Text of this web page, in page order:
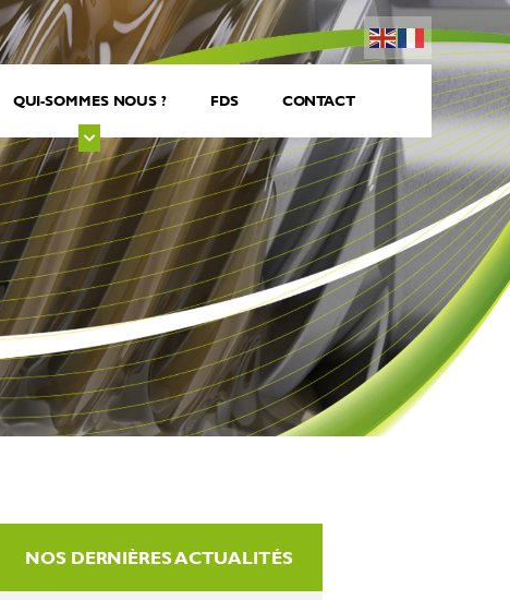
QUI-SOMMES NOUS ? FDS CONTACT
NOS DERNIÈRES ACTUALITÉS